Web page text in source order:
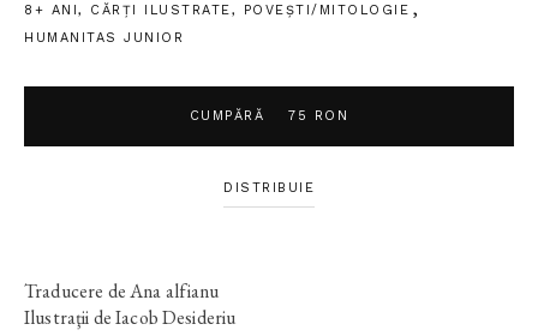
8+ ANI, CĂRȚI ILUSTRATE,
POVEȘTI/MITOLOGIE
HUMANITAS JUNIOR
DISTRIBUIE
CUMPĂRĂ 75 RON
Traducere de Ana alfianu
Ilustraţii de Iacob Desideriu